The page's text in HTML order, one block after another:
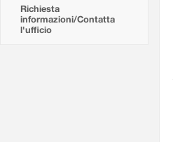
Richiesta
informazioni/Contatta
l'ufficio